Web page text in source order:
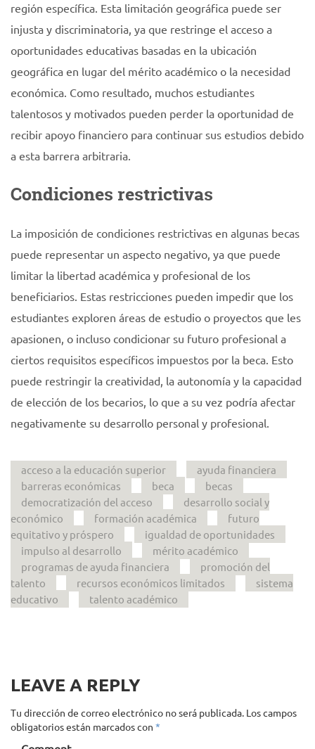
región específica. Esta limitación geográfica puede ser
injusta y discriminatoria, ya que restringe el acceso a
oportunidades educativas basadas en la ubicación
geográfica en lugar del mérito académico o la necesidad
económica. Como resultado, muchos estudiantes
talentosos y motivados pueden perder la oportunidad de
recibir apoyo financiero para continuar sus estudios debido
a esta barrera arbitraria.
Condiciones restrictivas
La imposición de condiciones restrictivas en algunas becas
puede representar un aspecto negativo, ya que puede
limitar la libertad académica y profesional de los
beneficiarios. Estas restricciones pueden impedir que los
estudiantes exploren áreas de estudio o proyectos que les
apasionen, o incluso condicionar su futuro profesional a
ciertos requisitos específicos impuestos por la beca. Esto
puede restringir la creatividad, la autonomía y la capacidad
de elección de los becarios, lo que a su vez podría afectar
negativamente su desarrollo personal y profesional.
acceso a la educación superior
ayuda financiera
barreras económicas
beca
becas
democratización del acceso
desarrollo social y
económico
formación académica
futuro
equitativo y próspero
igualdad de oportunidades
impulso al desarrollo
mérito académico
programas de ayuda financiera
promoción del
talento
recursos económicos limitados
sistema
educativo
talento académico
LEAVE A REPLY
Tu dirección de correo electrónico no será publicada. Los campos
obligatorios están marcados con *